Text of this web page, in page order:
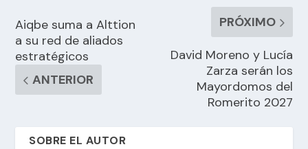
Aiqbe suma a Alttion
a su red de aliados
estratégicos
ANTERIOR
PRÓXIMO
David Moreno y Lucía
Zarza serán los
Mayordomos del
Romerito 2027
SOBRE EL AUTOR